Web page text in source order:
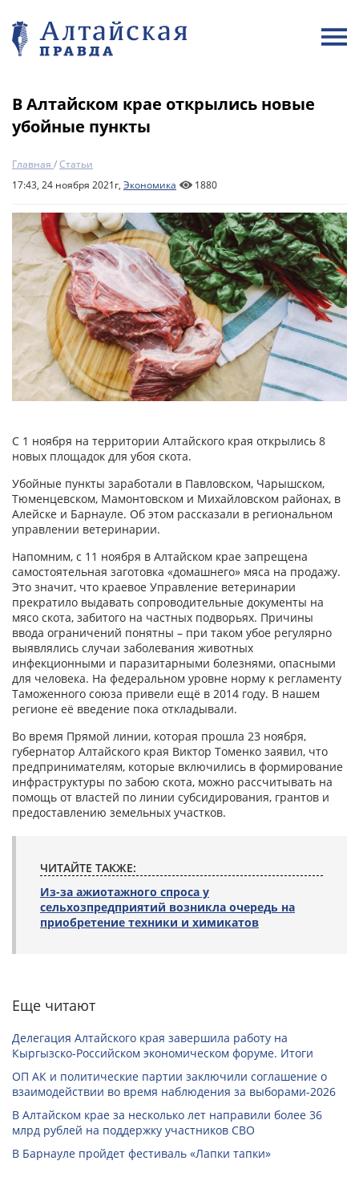
В Алтайском крае открылись новые
убойные пункты
Главная /Статьи
17:43, 24 ноября 2021г, Экономика 1880
С 1 ноября на территории Алтайского края открылись 8
новых площадок для убоя скота.
Убойные пункты заработали в Павловском, Чарышском,
Тюменцевском, Мамонтовском и Михайловском районах, в
Алейске и Барнауле. Об этом рассказали в региональном
управлении ветеринарии.
Напомним, с 11 ноября в Алтайском крае запрещена
самостоятельная заготовка «домашнего» мяса на продажу.
Это значит, что краевое Управление ветеринарии
прекратило выдавать сопроводительные документы на
мясо скота, забитого на частных подворьях. Причины
ввода ограничений понятны – при таком убое регулярно
выявлялись случаи заболевания животных
инфекционными и паразитарными болезнями, опасными
для человека. На федеральном уровне норму к регламенту
Таможенного союза привели ещё в 2014 году. В нашем
регионе её введение пока откладывали.
Во время Прямой линии, которая прошла 23 ноября,
губернатор Алтайского края Виктор Томенко заявил, что
предпринимателям, которые включились в формирование
инфраструктуры по забою скота, можно рассчитывать на
помощь от властей по линии субсидирования, грантов и
предоставлению земельных участков.
ЧИТАЙТЕ ТАКЖЕ:
Из-за ажиотажного спроса у
сельхозпредприятий возникла очередь на
приобретение техники и химикатов
Еще читают
Делегация Алтайского края завершила работу на
Кыргызско-Российском экономическом форуме. Итоги
ОП АК и политические партии заключили соглашение о
взаимодействии во время наблюдения за выборами-2026
В Алтайском крае за несколько лет направили более 36
млрд рублей на поддержку участников СВО
В Барнауле пройдет фестиваль «Лапки тапки»